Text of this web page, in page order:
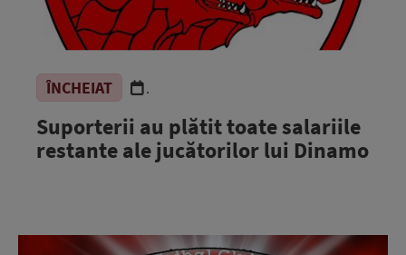
ÎNCHEIAT .
Suporterii au plătit toate salariile
restante ale jucătorilor lui Dinamo